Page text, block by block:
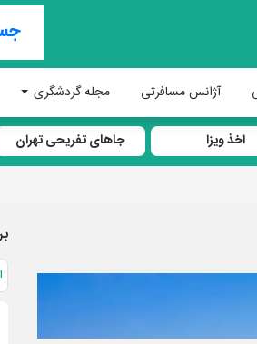
آژانس مسافرتی مجله گردشگری
اخذ ویزا جاهای تفریحی تهران